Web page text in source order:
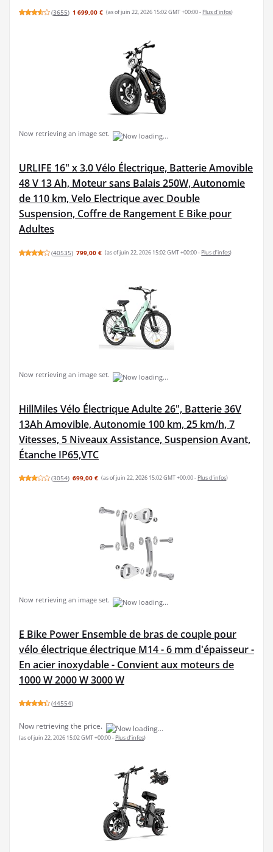
(3655) 1 699,00 € (as of juin 22, 2026 15:02 GMT +00:00 - Plus d’infos)
Now retrieving an image set.
URLIFE 16" x 3.0 Vélo Électrique, Batterie Amovible
48 V 13 Ah, Moteur sans Balais 250W, Autonomie
de 110 km, Velo Electrique avec Double
Suspension, Coffre de Rangement E Bike pour
Adultes
(40535) 799,00 € (as of juin 22, 2026 15:02 GMT +00:00 - Plus d’infos)
Now retrieving an image set.
HillMiles Vélo Électrique Adulte 26", Batterie 36V
13Ah Amovible, Autonomie 100 km, 25 km/h, 7
Vitesses, 5 Niveaux Assistance, Suspension Avant,
Étanche IP65,VTC
(3054) 699,00 € (as of juin 22, 2026 15:02 GMT +00:00 - Plus d’infos)
Now retrieving an image set.
E Bike Power Ensemble de bras de couple pour
vélo électrique électrique M14 - 6 mm d'épaisseur -
En acier inoxydable - Convient aux moteurs de
1000 W 2000 W 3000 W
(44554)
Now retrieving the price.
(as of juin 22, 2026 15:02 GMT +00:00 - Plus d’infos)